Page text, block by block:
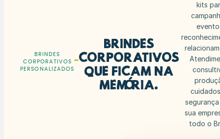
BRINDES
CORPORATIVOS
PERSONALIZADOS
Brindes
corporativos
que ficam na
memória.
kits
sua
todo o